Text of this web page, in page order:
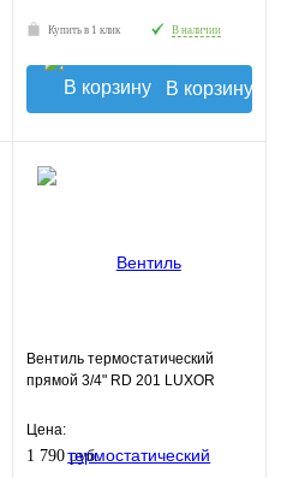
Купить в 1 клик В наличии
В корзину
Вентиль термостатический
прямой 3/4" RD 201 LUXOR
Цена:
1 790 руб.